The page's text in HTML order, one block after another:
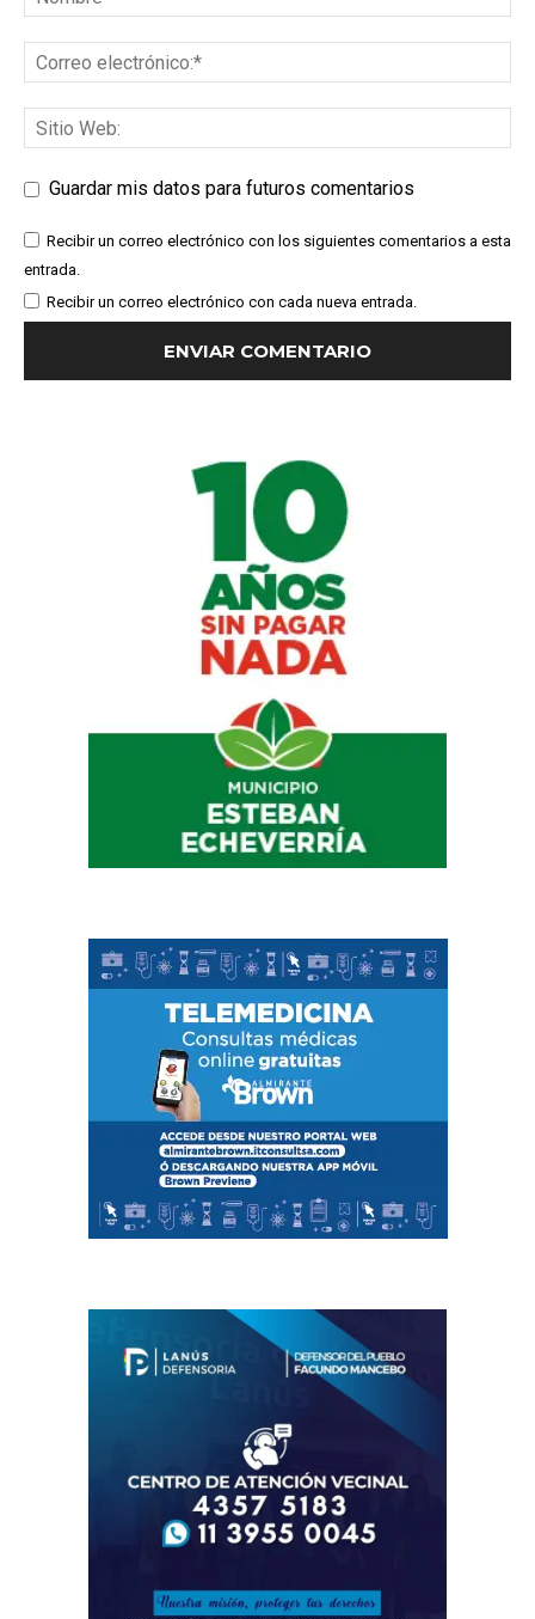
Guardar mis datos para futuros comentarios
Recibir un correo electrónico con los siguientes comentarios a esta
entrada.
Recibir un correo electrónico con cada nueva entrada.